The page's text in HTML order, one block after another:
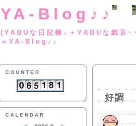
YA-Blog♪♪
(YABUな日記帳♪
＝YA-Blog♪♪
COUNTER
CALENDAR
好調